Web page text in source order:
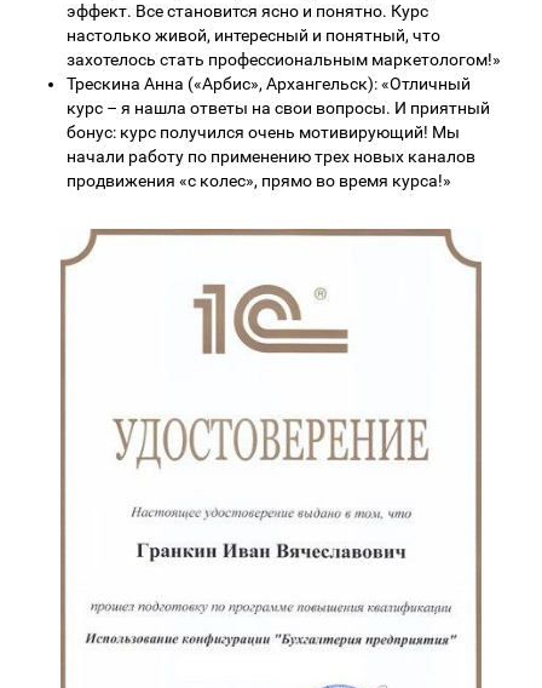
эффект. Все становится ясно и понятно. Курс
настолько живой, интересный и понятный, что
захотелось стать профессиональным маркетологом!»
Трескина Анна («Арбис», Архангельск): «Отличный
курс – я нашла ответы на свои вопросы. И приятный
бонус: курс получился очень мотивирующий! Мы
начали работу по применению трех новых каналов
продвижения «с колес», прямо во время курса!»